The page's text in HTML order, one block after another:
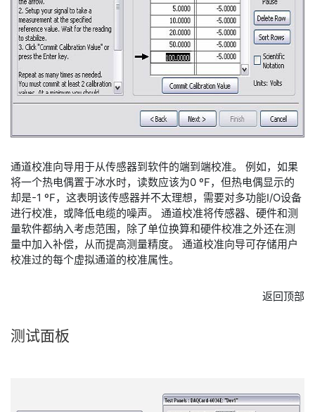
通道校准向导用于从传感器到软件的端到端校准。 例如，如果
将一个热电偶置于冰水时，读数应该为0 ºF，但热电偶显示的
却是-1 ºF，这表明该传感器并不太理想，需要对多功能I/O设备
进行校准，或降低电缆的噪声。 通道校准将传感器、硬件和测
量软件都纳入考虑范围，除了单位换算和硬件校准之外还在测
量中加入补偿，从而提高测量精度。 通道校准向导可存储用户
校准过的每个虚拟通道的校准属性。
返回顶部
测试面板